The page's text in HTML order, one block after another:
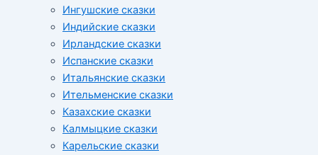
Ингушские сказки
Индийские сказки
Ирландские сказки
Испанские сказки
Итальянские сказки
Ительменские сказки
Казахские сказки
Калмыцкие сказки
Карельские сказки